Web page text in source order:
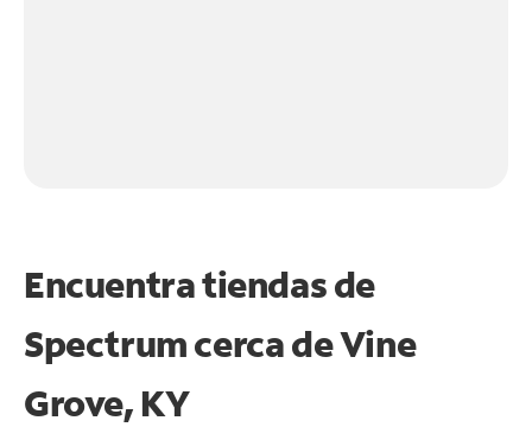
Encuentra tiendas de
Spectrum cerca deVine
Grove, KY